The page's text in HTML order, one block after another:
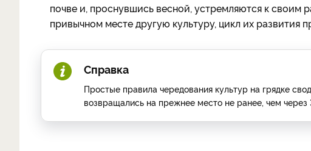
почве и, проснувшись весной, устремляются к своим
привычном месте другую культуру, цикл их развития
Справка
Простые правила чередования культур на грядке
возвращались на прежнее место не ранее, чем через